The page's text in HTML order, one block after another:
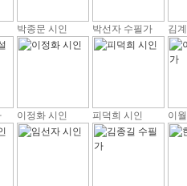
박종문 시인 박선자 수필가 김
이정화 시인 피덕희 시인 이